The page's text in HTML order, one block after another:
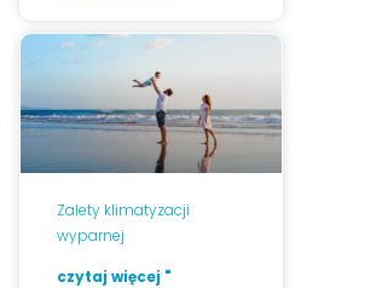
Zalety klimatyzacji
wyparnej
czytaj więcej "